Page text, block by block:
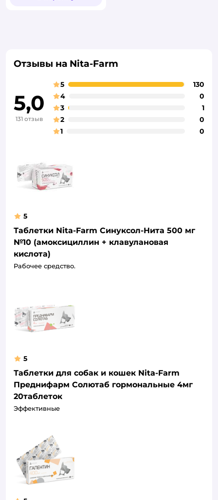
Отзывы на Nita-Farm
5,0
131 отзыв
5
130
4
0
3
1
2
0
1
0
5
Таблетки Nita-Farm Синуксол-Нита 500 мг
№10 (амоксициллин + клавулановая
кислота)
Рабочее средство.
5
Таблетки для собак и кошек Nita-Farm
Преднифарм Солютаб гормональные 4мг
20таблеток
Эффективные